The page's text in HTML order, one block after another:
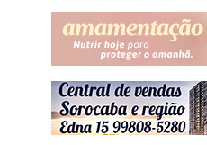
como o Programa Nacional